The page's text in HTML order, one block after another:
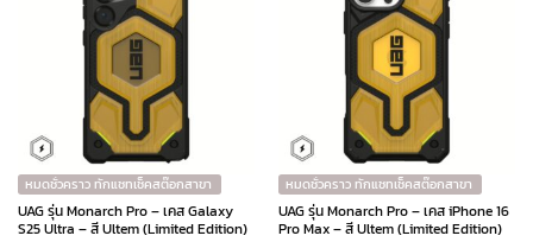
หมดชั่วคราว ทักแชทเช็คสต๊อกสาขา
UAG รุ่น Monarch Pro – เคส Galaxy
S25 Ultra – สี Ultem (Limited Edition)
หมดชั่วคราว ทักแชทเช็คสต๊อกสาขา
UAG รุ่น Monarch Pro – เคส iPhone 16
Pro Max – สี Ultem (Limited Edition)